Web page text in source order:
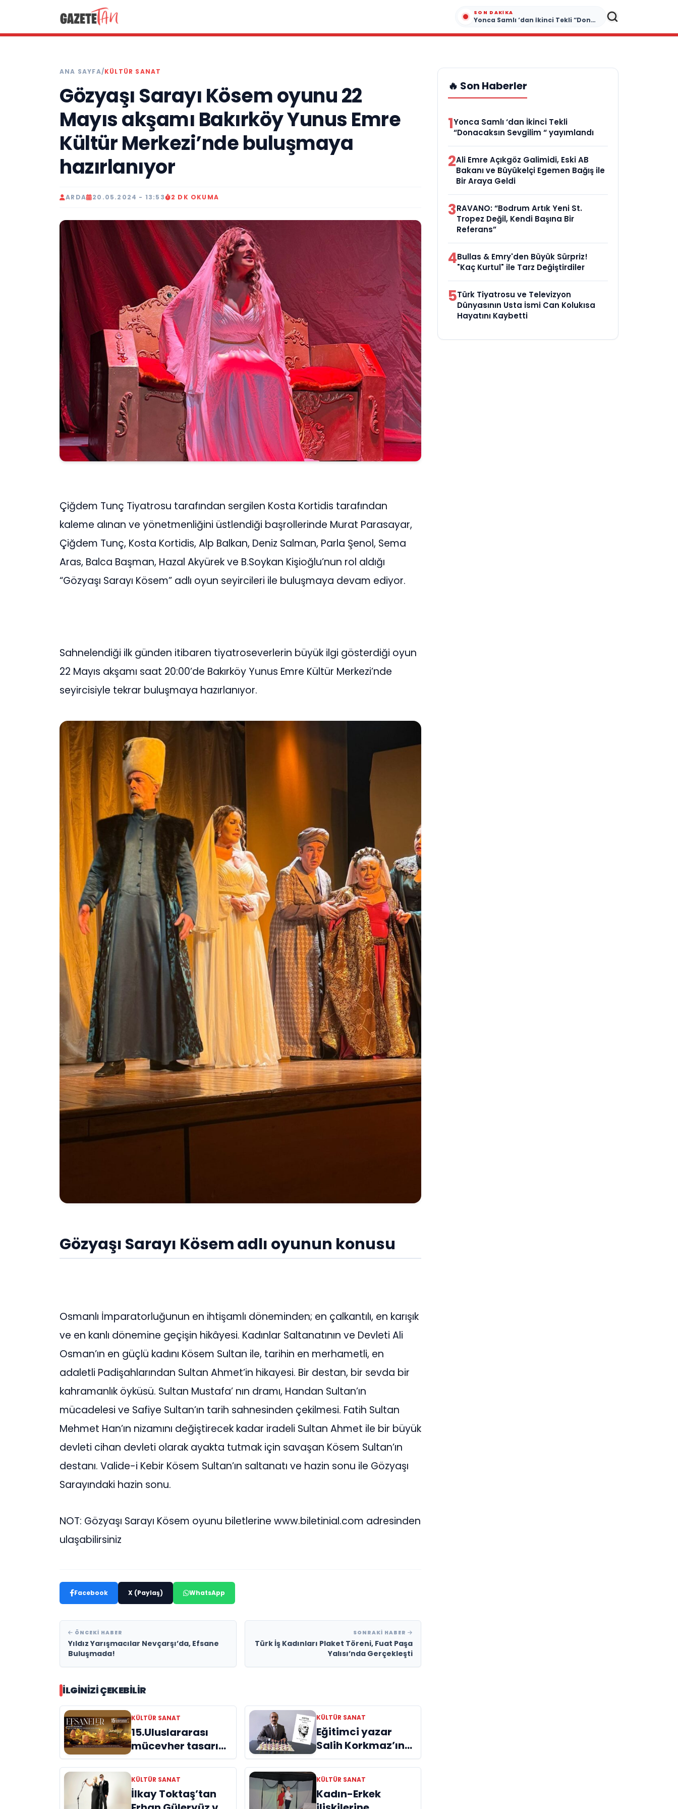
SON DAKIKA
Yonca Samlı ‘dan İkinci Tekli “Donacaksın Sevgilim “ yayımlandı
ANA SAYFA/KÜLTÜR SANAT
Gözyaşı Sarayı Kösem oyunu 22
Mayıs akşamı Bakırköy Yunus Emre
Kültür Merkezi’nde buluşmaya
hazırlanıyor
ARDA 20.05.2024 - 13:53 2 DK OKUMA
Çiğdem Tunç Tiyatrosu tarafından sergilen Kosta Kortidis tarafından
kaleme alınan ve yönetmenliğini üstlendiği başrollerinde Murat Parasayar,
Çiğdem Tunç, Kosta Kortidis, Alp Balkan, Deniz Salman, Parla Şenol, Sema
Aras, Balca Başman, Hazal Akyürek ve B.Soykan Kişioğlu’nun rol aldığı
“Gözyaşı Sarayı Kösem” adlı oyun seyircileri ile buluşmaya devam ediyor.
Sahnelendiği ilk günden itibaren tiyatroseverlerin büyük ilgi gösterdiği oyun
22 Mayıs akşamı saat 20:00’de Bakırköy Yunus Emre Kültür Merkezi’nde
seyircisiyle tekrar buluşmaya hazırlanıyor.
Gözyaşı Sarayı Kösem adlı oyunun konusu
Osmanlı İmparatorluğunun en ihtişamlı döneminden; en çalkantılı, en karışık
ve en kanlı dönemine geçişin hikâyesi. Kadınlar Saltanatının ve Devleti Ali
Osman’ın en güçlü kadını Kösem Sultan ile, tarihin en merhametli, en
adaletli Padişahlarından Sultan Ahmet’in hikayesi. Bir destan, bir sevda bir
kahramanlık öyküsü. Sultan Mustafa’ nın dramı, Handan Sultan’ın
mücadelesi ve Safiye Sultan’ın tarih sahnesinden çekilmesi. Fatih Sultan
Mehmet Han’ın nizamını değiştirecek kadar iradeli Sultan Ahmet ile bir büyük
devleti cihan devleti olarak ayakta tutmak için savaşan Kösem Sultan’ın
destanı. Valide-i Kebir Kösem Sultan’ın saltanatı ve hazin sonu ile Gözyaşı
Sarayındaki hazin sonu.
NOT: Gözyaşı Sarayı Kösem oyunu biletlerine www.biletinial.com adresinden
ulaşabilirsiniz
Facebook X (Paylaş) WhatsApp
ÖNCEKI HABER
Yıldız Yarışmacılar Nevçarşı’da, Efsane
Buluşmada!
SONRAKI HABER
Türk İş Kadınları Plaket Töreni, Fuat Paşa
Yalısı’nda Gerçekleşti
İLGINIZI ÇEKEBILIR
KÜLTÜR SANAT
15.Uluslararası
mücevher tasarım
yarışmasının
finalistleri belli
oldu
KÜLTÜR SANAT
Eğitimci yazar
Salih Korkmaz’ın
EĞİTİM kitabı hala
büyük ilgi görmeye
devam ediyor
KÜLTÜR SANAT
İlkay Toktaş’tan
KÜLTÜR SANAT
Kadın-Erkek
🔥 Son Haberler
1Yonca Samlı ‘dan İkinci Tekli
“Donacaksın Sevgilim “ yayımlandı
2Ali Emre Açıkgöz Galimidi, Eski AB
Bakanı ve Büyükelçi Egemen Bağış ile
Bir Araya Geldi
3RAVANO: “Bodrum Artık Yeni St.
Tropez Değil, Kendi Başına Bir
Referans”
4Bullas & Emry'den Büyük Sürpriz!
"Kaç Kurtul" ile Tarz Değiştirdiler
5Türk Tiyatrosu ve Televizyon
Dünyasının Usta İsmi Can Kolukısa
Hayatını Kaybetti